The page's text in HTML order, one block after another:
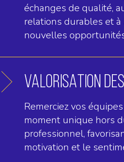
échanges de qualité,
relations durables et à
nouvelles
VALORISATION
Remerciez vos
moment unique hors
professionnel,
motivation et le